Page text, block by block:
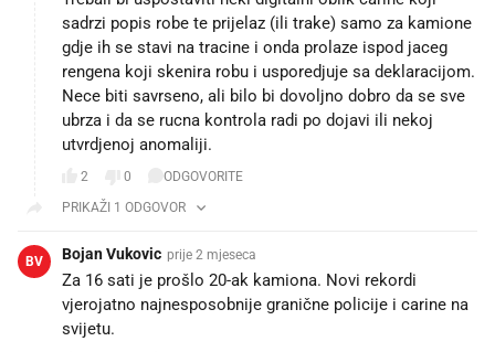
sadrzi popis robe te prijelaz (ili trake) samo za kamione
gdje ih se stavi na tracine i onda prolaze ispod jaceg
rengena koji skenira robu i usporedjuje sa deklaracijom.
Nece biti savrseno, ali bilo bi dovoljno dobro da se sve
ubrza i da se rucna kontrola radi po dojavi ili nekoj
utvrdjenoj anomaliji.
2 0
ODGOVORITE
PRIKAŽI 1 ODGOVOR
BV Bojan Vukovic prije 2 mjeseca
Za 16 sati je prošlo 20-ak kamiona. Novi rekordi
vjerojatno najnesposobnije granične policije i carine na
svijetu.